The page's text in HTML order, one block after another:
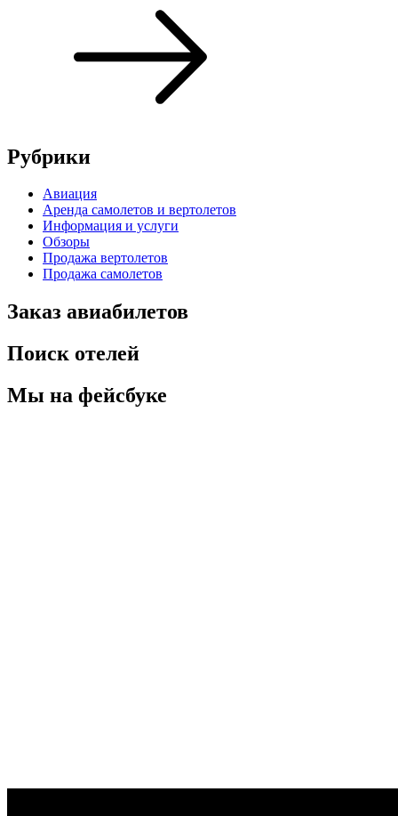
Рубрики
Авиация
Аренда самолетов и вертолетов
Информация и услуги
Обзоры
Продажа вертолетов
Продажа самолетов
Заказ авиабилетов
Поиск отелей
Мы на фейсбуке